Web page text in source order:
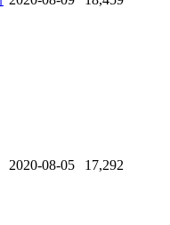
2020-08-05 17,292